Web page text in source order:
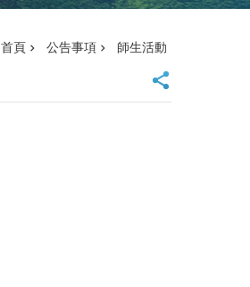
首頁 公告事項 師生活動